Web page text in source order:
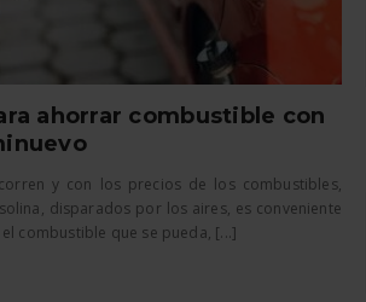
ahorrar combustible con
y con los precios de los combustibles,
disparados por los aires, es conveniente
combustible que se pueda, [...]